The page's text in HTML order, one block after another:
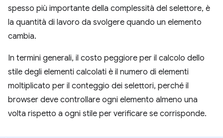
spesso più importante della complessità del selettore, è
la quantità di lavoro da svolgere quando un elemento
cambia.
In termini generali, il costo peggiore per il calcolo dello
stile degli elementi calcolati è il numero di elementi
moltiplicato per il conteggio dei selettori, perché il
browser deve controllare ogni elemento almeno una
volta rispetto a ogni stile per verificare se corrisponde.